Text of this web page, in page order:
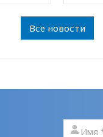
Все новости